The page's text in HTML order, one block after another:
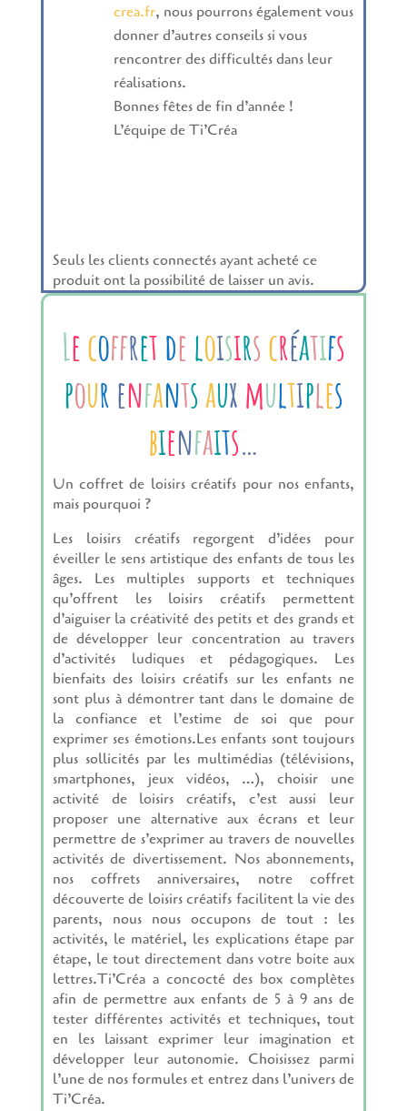
crea.fr, nous pourrons également vous
donner d’autres conseils si vous
rencontrer des difficultés dans leur
réalisations.
Bonnes fêtes de fin d’année !
L’équipe de Ti’Créa
Seuls les clients connectés ayant acheté ce
produit ont la possibilité de laisser un avis.
Lecofretde loisirscréatifs
pourenfantsauxmultiples
bienfaits…
Un coffret de loisirs créatifs pour nos enfants,
mais pourquoi ?
Les loisirs créatifs regorgent d’idées pour
éveiller le sens artistique des enfants de tous les
âges. Les multiples supports et techniques
qu’offrent les loisirs créatifs permettent
d’aiguiser la créativité des petits et des grands et
de développer leur concentration au travers
d’activités ludiques et pédagogiques. Les
bienfaits des loisirs créatifs sur les enfants ne
sont plus à démontrer tant dans le domaine de
la confiance et l’estime de soi que pour
exprimer ses émotions.Les enfants sont toujours
plus sollicités par les multimédias (télévisions,
smartphones, jeux vidéos, …), choisir une
activité de loisirs créatifs, c’est aussi leur
proposer une alternative aux écrans et leur
permettre de s’exprimer au travers de nouvelles
activités de divertissement. Nos abonnements,
nos coffrets anniversaires, notre coffret
découverte de loisirs créatifs facilitent la vie des
parents, nous nous occupons de tout : les
activités, le matériel, les explications étape par
étape, le tout directement dans votre boite aux
lettres.Ti’Créa a concocté des box complètes
afin de permettre aux enfants de 5 à 9 ans de
tester différentes activités et techniques, tout
en les laissant exprimer leur imagination et
développer leur autonomie. Choisissez parmi
l’une de nos formules et entrez dans l’univers de
Ti’Créa.